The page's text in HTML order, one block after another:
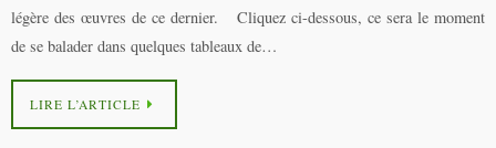
légère des œuvres de ce dernier. Cliquez ci-dessous, ce sera le moment
de se balader dans quelques tableaux de…
LIRE L’ARTICLE